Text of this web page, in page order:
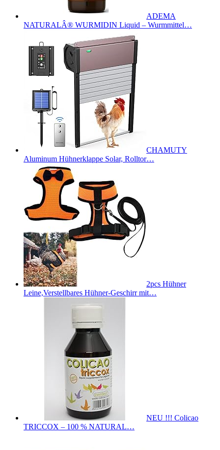
ADEMA
NATURALÂ® WURMIDIN Liquid – Wurmmittel…
CHAMUTY
Aluminum Hühnerklappe Solar, Rolltor…
2pcs Hühner
Leine,Verstellbares Hühner-Geschirr mit…
NEU !!! Colicao
TRICCOX – 100 % NATURAL…